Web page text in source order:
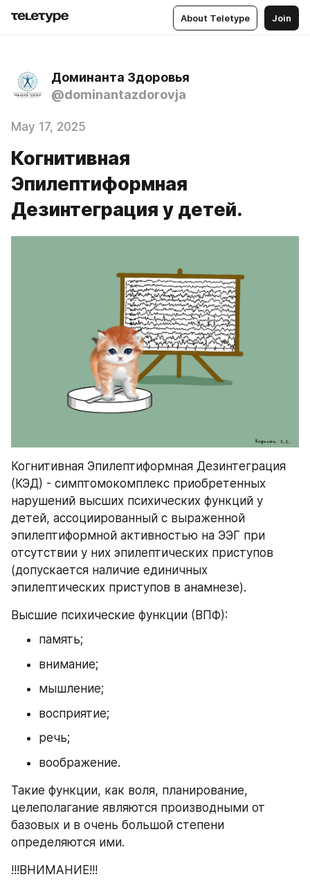
About Teletype Join
Доминанта Здоровья
@dominantazdorovja
May 17, 2025
Когнитивная
Эпилептиформная
Дезинтеграция у детей.
Когнитивная Эпилептиформная Дезинтеграция
(КЭД) - симптомокомплекс приобретенных
нарушений высших психических функций у
детей, ассоциированный с выраженной
эпилептиформной активностью на ЭЭГ при
отсутствии у них эпилептических приступов
(допускается наличие единичных
эпилептических приступов в анамнезе).
Высшие психические функции (ВПФ):
память;
внимание;
мышление;
восприятие;
речь;
воображение.
Такие функции, как воля, планирование,
целеполагание являются производными от
базовых и в очень большой степени
определяются ими.
!!!ВНИМАНИЕ!!!